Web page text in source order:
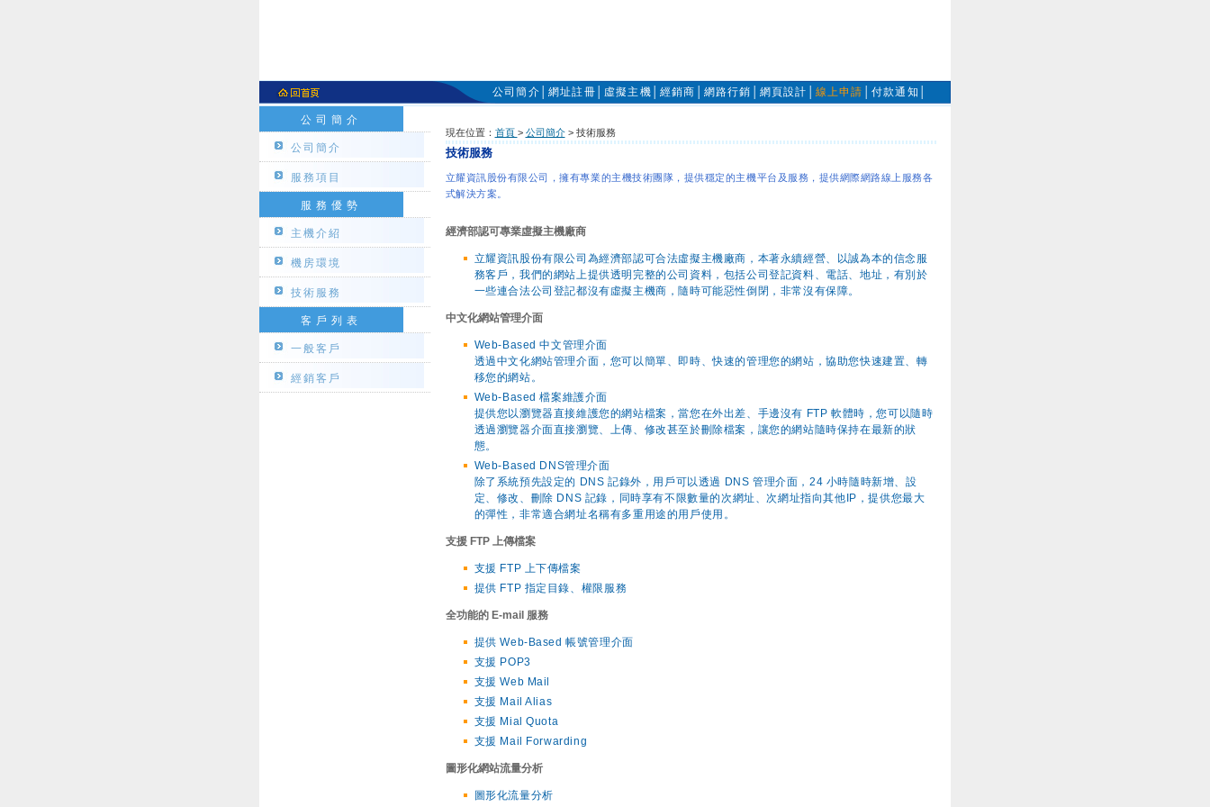
公司簡介 │網址註冊 虛擬主機 │經銷商 網路行銷 網頁設計 線上申請 付款通知
公司簡介
公司簡介
服務項目
服務優勢
主機介紹
機房環境
技術服務
客戶列表
一般客戶
經銷客戶
現在位置： 首頁 > 公司簡介 > 技術服務
技術服務
立耀資訊股份有限公司，擁有專業的主機技術團隊，提供穩定的主機平台及服務，提供網際網路線上服務各
式解決方案。
經濟部認可專業虛擬主機廠商
立耀資訊股份有限公司為經濟部認可合法虛擬主機廠商，本著永續經營、以誠為本的信念服
務客戶，我們的網站上提供透明完整的公司資料，包括公司登記資料、電話、地址，有別於
一些連合法公司登記都沒有虛擬主機商，隨時可能惡性倒閉，非常沒有保障。
中文化網站管理介面
Web-Based 中文管理介面
透過中文化網站管理介面，您可以簡單、即時、快速的管理您的網站，協助您快速建置、轉
移您的網站。
Web-Based 檔案維護介面
提供您以瀏覽器直接維護您的網站檔案，當您在外出差、手邊沒有 FTP 軟體時，您可以隨時
透過瀏覽器介面直接瀏覽、上傳、修改甚至於刪除檔案，讓您的網站隨時保持在最新的狀
態。
Web-Based DNS管理介面
除了系統預先設定的 DNS 記錄外，用戶可以透過 DNS 管理介面，24 小時隨時新增、設
定、修改、刪除 DNS 記錄，同時享有不限數量的次網址、次網址指向其他IP，提供您最大
的彈性，非常適合網址名稱有多重用途的用戶使用。
支援 FTP 上傳檔案
支援 FTP 上下傳檔案
提供 FTP 指定目錄、權限服務
全功能的 E-mail 服務
提供 Web-Based 帳號管理介面
支援 POP3
支援 Web Mail
支援 Mail Alias
支援 Mial Quota
支援 Mail Forwarding
圖形化網站流量分析
圖形化流量分析